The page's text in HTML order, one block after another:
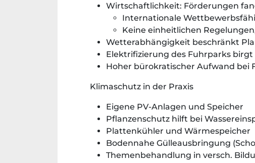
Wirtschaftlichkeit: Förderungen
Internationale
Keine einheitlichen
Wetterabhängigkeit beschränkt
Elektrifizierung des Fuhrparks birgt
Hoher bürokratischer Aufwand bei
Klimaschutz in der Praxis
Eigene PV-Anlagen und Speicher
Pflanzenschutz hilft bei
Plattenkühler und Wärmespeicher
Bodennahe Gülleausbringung
Themenbehandlung in versch.